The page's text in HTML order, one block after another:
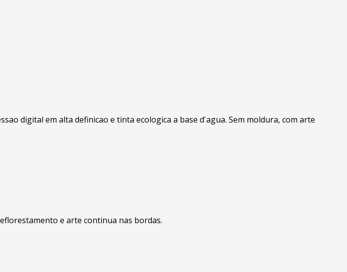
digital em alta definicao e tinta ecologica a base d'agua. Sem moldura, com arte
e arte continua nas bordas.